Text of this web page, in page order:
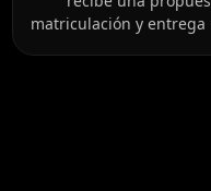
matriculación y entrega